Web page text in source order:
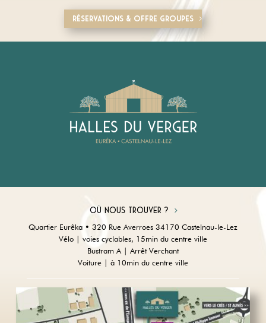
Réservations & offre groupes
Où nous trouver ?
Quartier Eurêka • 320 Rue Averroes 34170 Castelnau-le-Lez
Vélo | voies cyclables, 15min du centre ville
Bustram A | Arrêt Verchant
Voiture | à 10min du centre ville